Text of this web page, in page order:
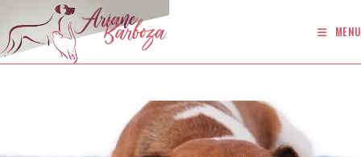
para
o
conteúdo
MENU